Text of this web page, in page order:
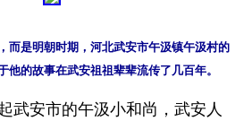
而是明朝时期，河北武安市午汲镇午汲村的
武安市的午汲小和尚，武安人